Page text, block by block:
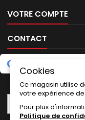
VOTRE COMPTE
CONTACT
Cookies
Ce magasin utilise
votre expérience
Pour plus
Politique de
G